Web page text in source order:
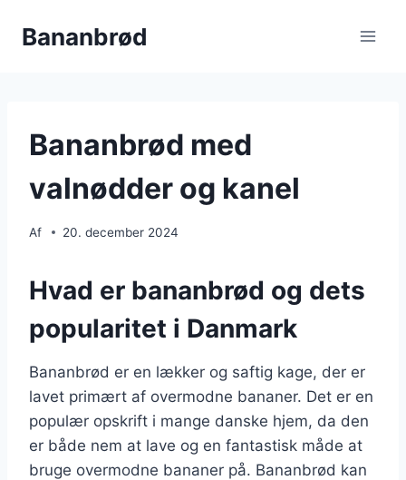
Bananbrød
Bananbrød med
valnødder og kanel
Af 20. december 2024
Hvad er bananbrød og dets
popularitet i Danmark
Bananbrød er en lækker og saftig kage, der er
lavet primært af overmodne bananer. Det er en
populær opskrift i mange danske hjem, da den
er både nem at lave og en fantastisk måde at
bruge overmodne bananer på. Bananbrød kan